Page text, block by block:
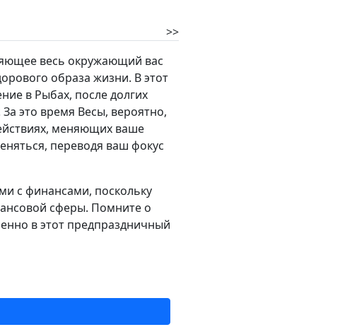
>>
весь окружающий вас
образа жизни. В этот
в Рыбах, после долгих
это время Весы, вероятно,
меняющих ваше
переводя ваш фокус
с финансами, поскольку
сферы. Помните о
в этот предпраздничный